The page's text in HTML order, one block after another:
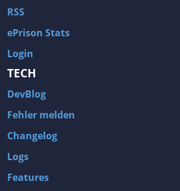
RSS
ePrison Stats
Login
TECH
DevBlog
Fehler melden
Changelog
Logs
Features